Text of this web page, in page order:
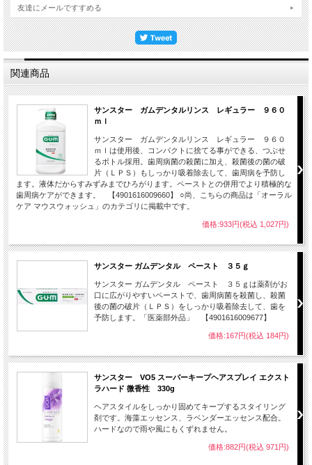
友達にメールですすめる
関連商品
サンスター ガムデンタルリンス レギュラー ９６０
ｍｌ
サンスター ガムデンタルリンス レギュラー ９６０
ｍｌは使用後、コンパクトに捨てる事ができる、つぶせ
るボトル採用。歯周病菌の殺菌に加え、殺菌後の菌の破
片（ＬＰＳ）もしっかり吸着除去して、歯周病を予防し
ます。液体だからすみずみまでひろがります。ペーストとの併用でより積極的な
歯周病ケアができます。 【4901616009660】 ○尚、こちらの商品は「オーラル
ケア マウスウォッシュ」のカテゴリに掲載中です。
価格:933円(税込 1,027円)
サンスター ガムデンタル ペースト ３５ｇ
サンスター ガムデンタル ペースト ３５ｇは薬剤がお
口に広がりやすいペーストで、歯周病菌を殺菌し、殺菌
後の菌の破片（ＬＰＳ）をしっかり吸着除去して、歯を
予防します。「医薬部外品」 【4901616009677】
価格:167円(税込 184円)
サンスター VO5 スーパーキープヘアスプレイ エクスト
ラハード 微香性 330g
ヘアスタイルをしっかり固めてキープするスタイリング
剤です。海藻エッセンス、ラベンダーエッセンス配合。
ハードなので雨や風にもくずれません。
価格:882円(税込 971円)